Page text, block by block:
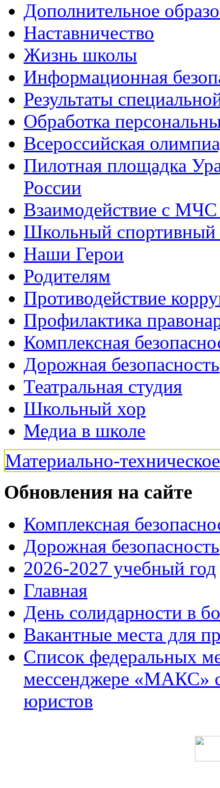
Дополнительное
Наставничество
Жизнь школы
Информационная
Результаты
Обработка
Всероссийская
Пилотная площадка
России
Взаимодействие с
Школьный
Наши Герои
Родителям
Противодействие
Профилактика
Комплексная
Дорожная безопасность
Театральная студия
Школьный хор
Медиа в школе
Материально-
Обновления на сайте
Комплексная
Дорожная безопасность
2026-2027 учебный год
Главная
День солидарности в
Вакантные места для
Список федеральных
мессенджере «МАКС» с
юристов